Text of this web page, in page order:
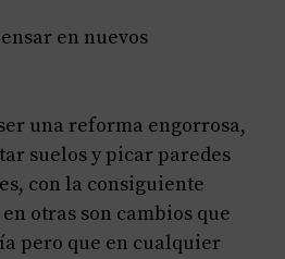
en nuevos
una reforma engorrosa,
suelos y picar paredes
con la consiguiente
otras son cambios que
pero que en cualquier